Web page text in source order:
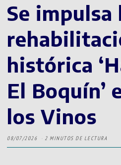
Se impulsa
histórica
El Boquín’
los Vinos
08/07/2026 2 MINUTOS DE LECTURA